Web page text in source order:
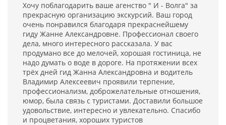
Хочу поблагодарить ваше агенство " И - Волга" за
прекрасную организацию экскурсий. Ваш город
очень понравился благодаря прекраснейшему
гиду Жанне Александровне. Профессионал своего
дела, много интересного рассказала. У вас
продумано все до мелочей, хорошая гостиница, не
надо думать о воде в дороге. На протяжении всех
трёх дней гид Жанна Александровна и водитель
Владимир Алексеевич проявили терпение,
профессионализм, доброжелательные отношения,
юмор, была связь с туристами. Доставили большое
удовольствие, интересно и увлекательно. Спасибо
и процветания, хороших туристов